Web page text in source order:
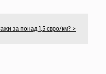
за понад 1,5 євро/км? >